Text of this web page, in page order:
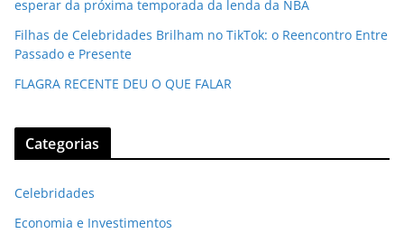
esperar da próxima temporada da lenda da NBA
Filhas de Celebridades Brilham no TikTok: o Reencontro Entre
Passado e Presente
FLAGRA RECENTE DEU O QUE FALAR
Categorias
Celebridades
Economia e Investimentos